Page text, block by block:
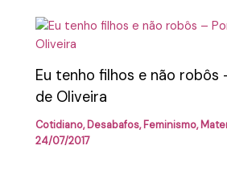
Eu tenho filhos e não robôs
de Oliveira
Cotidiano,Desabafos,Feminismo,
24/07/2017